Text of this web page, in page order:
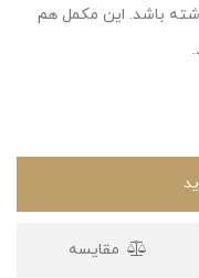
باشد. این مکمل هم
مقایسه